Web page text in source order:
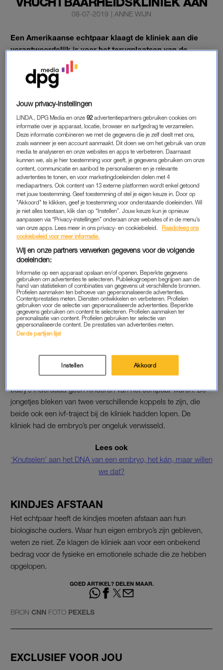
08-07-2019 | ANNE WIJN
Een Amerikaanse echtpaar klaagt de kliniek aan die
verantwoordelijk is voor het terugplaatsen van de
verkeerde embryo’s. Wat er met hun eigen embryo’s is
gebeurd, weet het koppel niet.
familie van haar bleken te zijn. En ook niet van elkaar.
DUUR IVF-TRAJECT
Toen zwanger worden maar niet wilde lukken, had het koppel
uit New York besloten een ivf-traject aan te gaan. Begin 2018
werden er met hun sperma en eicellen vijf embryo’s gevormd.
Het traject kostte het koppel bijna 90.000 euro. Het bleek het
waard: de vrouw werd zwanger van een tweeling.
AZIATISCHE AFKOMST
Tijdens een echo bleek echter al iets vreemds: de baby’s
waren volgens de arts twee jongetjes, terwijl door de
vruchtbaarheidskliniek was gezegd dat vier van de vijf
teruggeplaatste embryo’s meisjes waren. Na de geboorte van
de tweeling afgelopen maart werd duidelijk dat het echt goed
mis was: de kersverse moeder was van Aziatische afkomst,
terwijl beide kindjes geen Aziatische uiterlijke kenmerken
hadden.
VERWISSELDE EMBRYO’S
Al snel kwam uit een DNA-test dan ook naar voren dat de
baby’s inderdaad geen kinderen van het echtpaar waren. De
jongetjes bleken van twee verschillende koppels te zijn, die
beide ook een ivf-traject bij de kliniek hadden lopen. De
kliniek had de embryo’s per ongeluk verwisseld.
Lees ook
‘Knutselen’ aan het DNA van een embryo, het kán, maar willen
we dat?
KINDJES AFSTAAN
Het echtpaar heeft de kindjes moeten afstaan aan hun
biologische ouders. Waar hun eigen embryo’s zijn gebleven,
weten ze niet. Ze klagen de kliniek aan voor een onbekend
bedrag voor de fysieke en emotionele schade die ze hebben
opgelopen.
GOED ARTIKEL? DELEN MAAR.
BRON CNN FOTO PEXELS
EXCLUSIEF VOOR JOU
Jouw privacy-instellingen
LINDA., DPG Media en onze92 advertentiepartners gebruiken cookies om
informatie over je apparaat, locatie, browser en surfgedrag te verzamelen.
Deze informatie combineren we met de gegevens die je zelf deelt met ons,
zoals wanneer je een account aanmaakt. Dit doen we om het gebruik van onze
media te analyseren en onze websites en apps te verbeteren. Daarnaast
kunnen we, als je hier toestemming voor geeft, je gegevens gebruiken om onze
content, communicatie en aanbod te personaliseren en je relevante
advertenties te tonen, en voor marketingdoeleinden delen met 4
mediapartners. Ook content van 13 externe platformen wordt enkel getoond
met jouw toestemming. Geef toestemming of stel je eigen keuze in. Door op
"Akkoord" te klikken, geef je toestemming voor onderstaande doeleinden. Wil
je niet alles toestaan, klik dan op “Instellen”. Jouw keuze kun je opnieuw
aanpassen via “Privacy-instellingen” onderaan onze websites of in de menu’s
van onze apps. Lees meer in ons privacy- en cookiebeleid.
Raadpleeg ons
cookiebeleid voor meer informatie.
Wij en onze partners verwerken gegevens voor de volgende
doeleinden:
Informatie op een apparaat opslaan en/of openen. Beperkte gegevens
gebruiken om advertenties te selecteren. Publieksgroepen begrijpen aan de
hand van statistieken of combinaties van gegevens uit verschillende bronnen.
Profielen aanmaken ten behoeve van gepersonaliseerde advertenties.
Contentprestaties meten. Diensten ontwikkelen en verbeteren. Profielen
gebruiken voor de selectie van gepersonaliseerde advertenties. Beperkte
gegevens gebruiken om content te selecteren. Profielen aanmaken ter
personalisatie van content. Profielen gebruiken ter selectie van
gepersonaliseerde content. De prestaties van advertenties meten.
Derde partijen lijst
Instellen Akkoord